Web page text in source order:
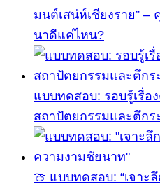
มนต์เสน่ห์เชียงราย”
นาดีแค่ไหน?
แบบทดสอบ: รอบรู้เรื่อ
สถาปัตยกรรมและตึกร
🍈 แบบทดสอบ: “เจาะ